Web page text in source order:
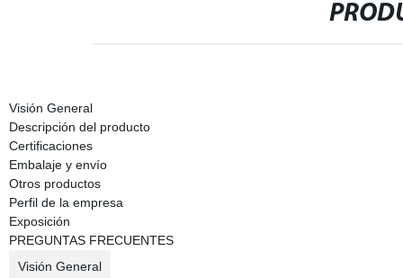
Visión General
Descripción del producto
Certificaciones
Embalaje y envío
Otros productos
Perfil de la empresa
Exposición
PREGUNTAS FRECUENTES
Visión General